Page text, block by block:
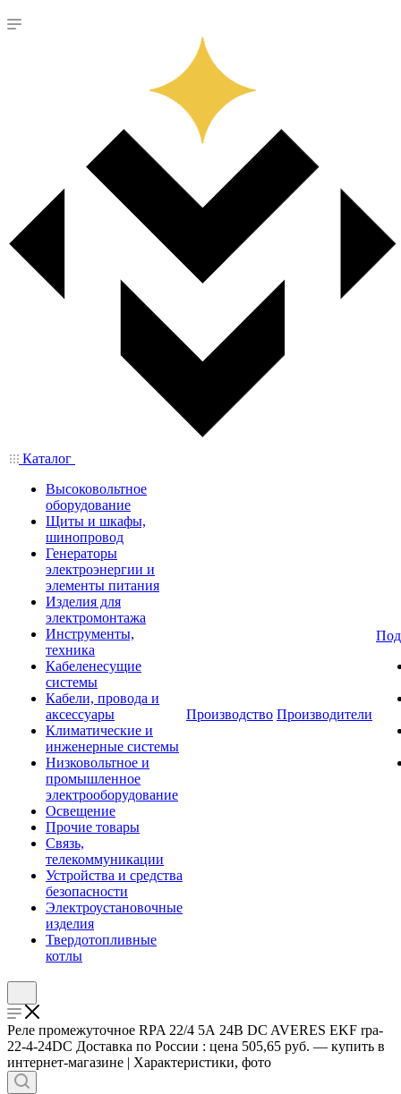
Каталог
Высоковольтное
оборудование
Щиты и шкафы,
шинопровод
Генераторы
электроэнергии и
элементы питания
Изделия для
электромонтажа
Инструменты,
техника
Кабеленесущие
системы
Кабели, провода и
аксессуары
Климатические и
инженерные системы
Низковольтное и
промышленное
электрооборудование
Освещение
Прочие товары
Связь,
телекоммуникации
Устройства и средства
безопасности
Электроустановочные
изделия
Твердотопливные
котлы
Производство Производители
Реле промежуточное RPA 22/4 5А 24В DC AVERES EKF rpa-
22-4-24DC Доставка по России : цена 505,65 руб. — купить в
интернет-магазине | Характеристики, фото